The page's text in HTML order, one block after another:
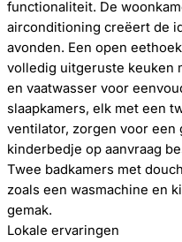
functionaliteit. De
airconditioning creëert de
avonden. Een open
volledig uitgeruste keuken
en vaatwasser voor
slaapkamers, elk met een
ventilator, zorgen voor
kinderbedje op aanvraag
Twee badkamers met
zoals een wasmachine en
gemak.
Lokale ervaringen